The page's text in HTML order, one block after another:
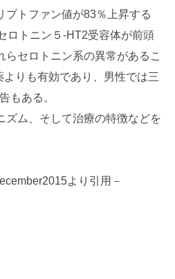
プトファン値が83％上昇する
ロトニン５-HT2受容体が前頭
セロトニン系の異常があるこ
りも有効であり、男性では三
もある。
ズム、そして治療の特徴などを
より引用－